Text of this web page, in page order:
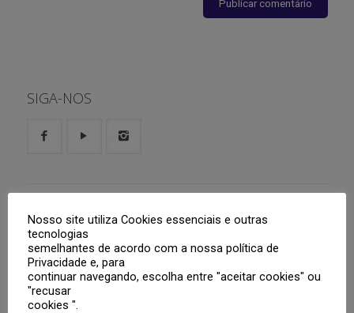
SIGA-NOS
Serviços Online
Aluno
Nosso site utiliza Cookies essenciais e outras
tecnologias
semelhantes de acordo com a nossa política de
Privacidade e, para
continuar navegando, escolha entre "aceitar cookies" ou
"recusar
cookies ".